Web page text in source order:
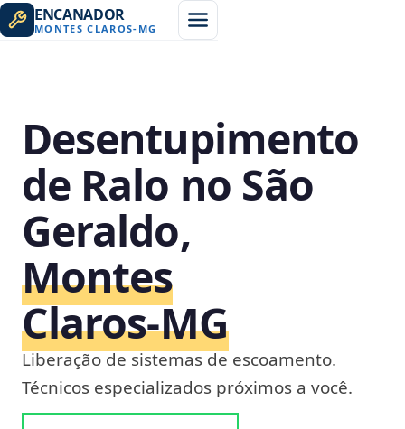
ENCANADOR
MONTES CLAROS- MG
Desentupimento
de Ralo no São
Geraldo,
Montes
Claros‑MG
Liberação de sistemas de escoamento.
Técnicos especializados próximos a você.